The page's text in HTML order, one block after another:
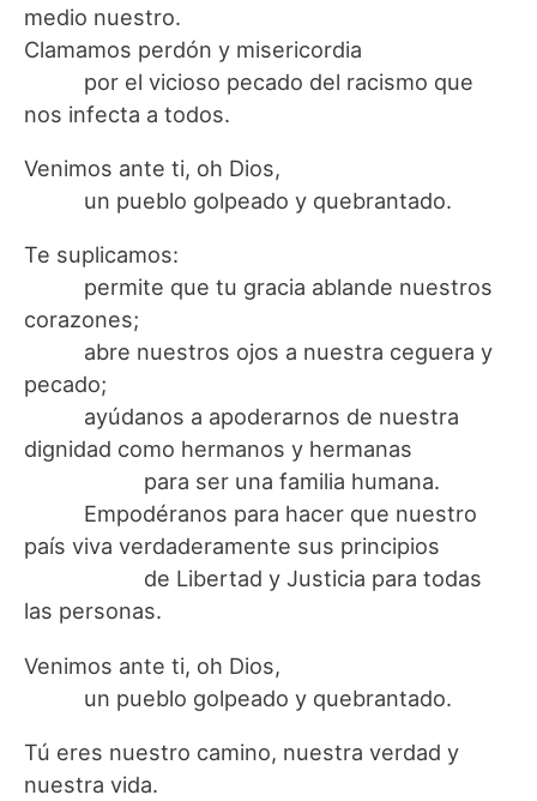
medio nuestro.
Clamamos perdón y misericordia
por el vicioso pecado del racismo que
nos infecta a todos.
Venimos ante ti, oh Dios,
un pueblo golpeado y quebrantado.
Te suplicamos:
permite que tu gracia ablande nuestros
corazones;
abre nuestros ojos a nuestra ceguera y
pecado;
ayúdanos a apoderarnos de nuestra
dignidad como hermanos y hermanas
para ser una familia humana.
Empodéranos para hacer que nuestro
país viva verdaderamente sus principios
de Libertad y Justicia para todas
las personas.
Venimos ante ti, oh Dios,
un pueblo golpeado y quebrantado.
Tú eres nuestro camino, nuestra verdad y
nuestra vida.